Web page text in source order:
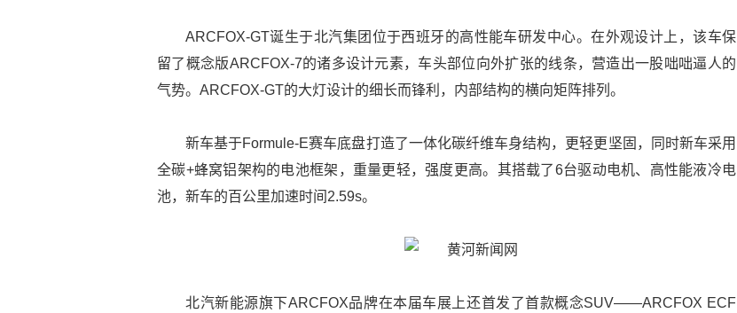
ARCFOX-GT诞生于北汽集团位于西班牙的高性能车研发中心。在外观设计上，该车保
留了概念版ARCFOX-7的诸多设计元素，车头部位向外扩张的线条，营造出一股咄咄逼人的
气势。ARCFOX-GT的大灯设计的细长而锋利，内部结构的横向矩阵排列。
新车基于Formule-E赛车底盘打造了一体化碳纤维车身结构，更轻更坚固，同时新车采用
全碳+蜂窝铝架构的电池框架，重量更轻，强度更高。其搭载了6台驱动电机、高性能液冷电
池，新车的百公里加速时间2.59s。
北汽新能源旗下ARCFOX品牌在本届车展上还首发了首款概念SUV——ARCFOX ECF